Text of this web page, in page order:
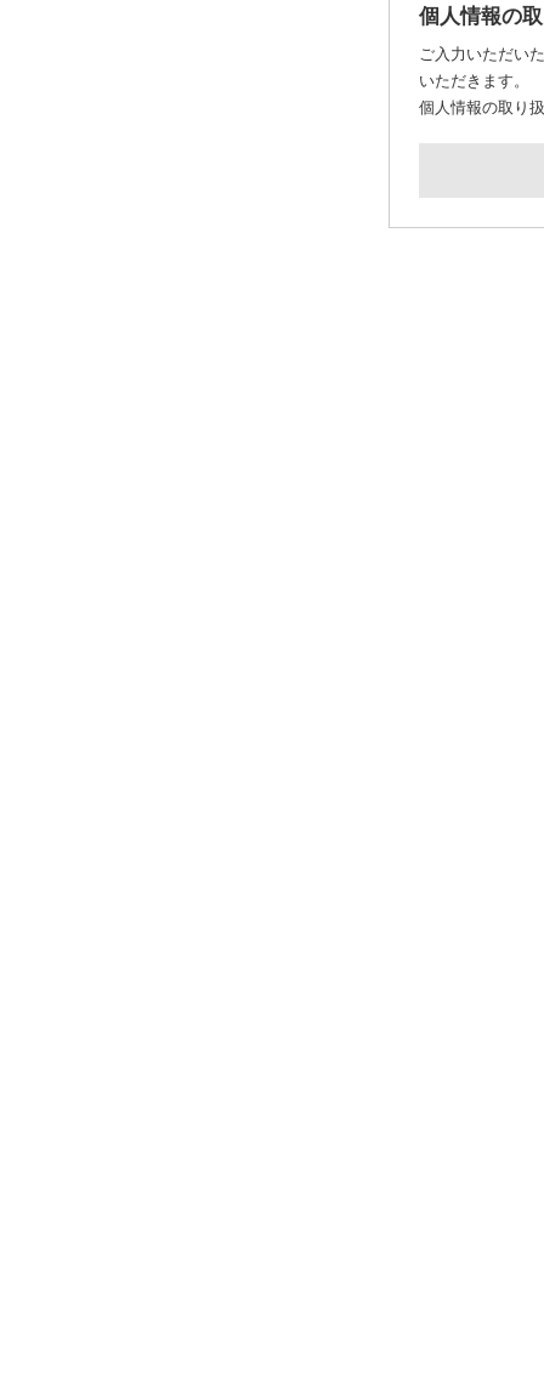
個人情報の
ご入力いただい
いただきます。
個人情報の取り